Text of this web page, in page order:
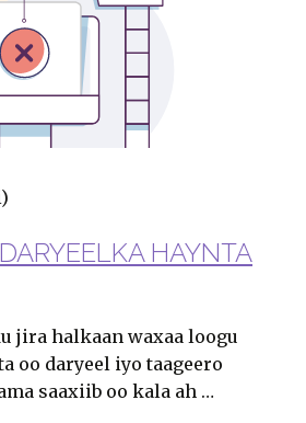
HAYNTA
jira halkaan waxaa loogu
oo daryeel iyo taageero
saaxiib oo kala ah …